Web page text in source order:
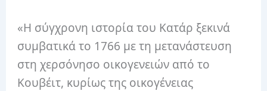
«Η σύγχρονη ιστορία του Κατάρ ξεκινά
συμβατικά το 1766 με τη μετανάστευση
στη χερσόνησο οικογενειών από το
Κουβέιτ, κυρίως της οικογένειας